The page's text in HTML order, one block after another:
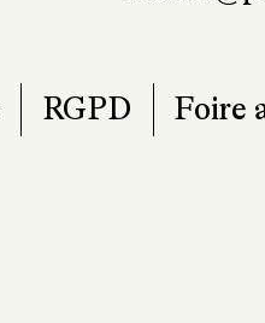
RGPD Foire